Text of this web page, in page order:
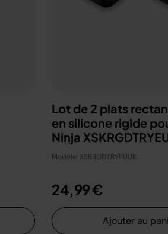
Lot de 2 plats
en silicone rigide
Ninja
Modèle: XSKRGDTRYEUUK
24,99 €
Ajouter au